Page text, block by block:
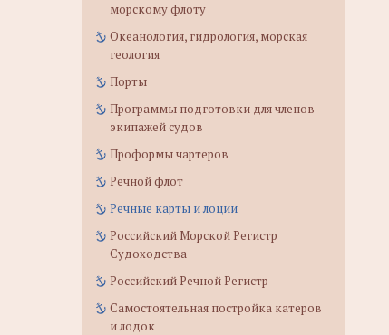
морскому флоту
Океанология, гидрология, морская
геология
Порты
Программы подготовки для членов
экипажей судов
Проформы чартеров
Речной флот
Речные карты и лоции
Российский Морской Регистр
Судоходства
Российский Речной Регистр
Самостоятельная постройка катеров
и лодок